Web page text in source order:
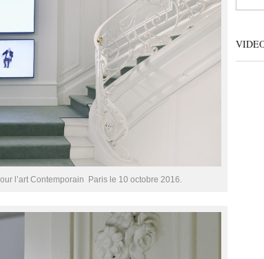
l’art Contemporain  Paris le 10 octobre 2016.